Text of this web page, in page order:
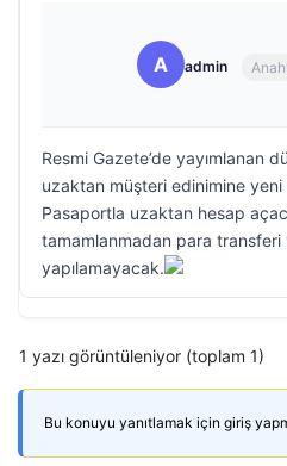
A admin
Resmi Gazete’de yayımlanan
uzaktan müşteri edinimine
Pasaportla uzaktan hesap
tamamlanmadan para
yapılamayacak.
1 yazı görüntüleniyor (toplam 1)
Bu konuyu yanıtlamak için giriş